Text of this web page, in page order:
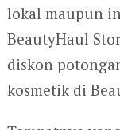
lokal maupun
BeautyHaul
diskon
kosmetik di